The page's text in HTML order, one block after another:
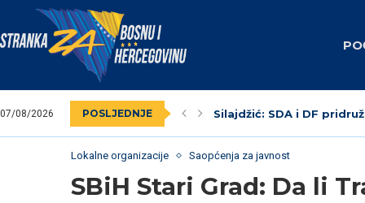
07/08/2026 POSLJEDNJE
Silajdžić: SDA i DF
SBiH: Dodik unaprijed
Nedim Krndžija
Stranka za BiH obilježila
Federalni revizori 2023.
Unsko-sanski kanton:
Livno: Održana izborna
Izabrano kantonalno
Dva vijećnika u
Lokalne organizacije Saopćenja za javnost
SBiH Stari Grad: Da li